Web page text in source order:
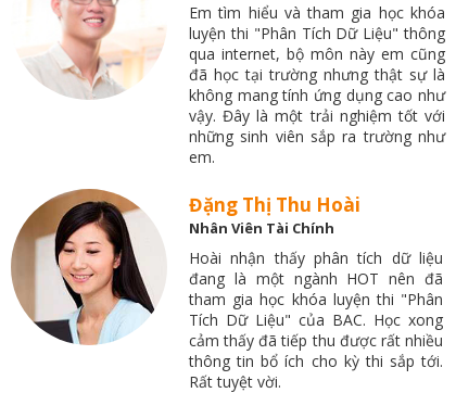
Em tìm hiểu và tham gia học khóa
luyện thi "Phân Tích Dữ Liệu" thông
qua internet, bộ môn này em cũng
đã học tại trường nhưng thật sự là
không mang tính ứng dụng cao như
vậy. Đây là một trải nghiệm tốt với
những sinh viên sắp ra trường như
em.
Hoài nhận thấy phân tích dữ liệu
đang là một ngành HOT nên đã
tham gia học khóa luyện thi "Phân
Tích Dữ Liệu" của BAC. Học xong
cảm thấy đã tiếp thu được rất nhiều
thông tin bổ ích cho kỳ thi sắp tới.
Rất tuyệt vời.
Đặng Thị Thu Hoài
Nhân Viên Tài Chính